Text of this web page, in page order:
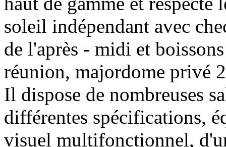
soleil indépendant avec
de l'après - midi et
réunion, majordome privé
Il dispose de nombreuses
différentes spécifications,
visuel multifonctionnel,